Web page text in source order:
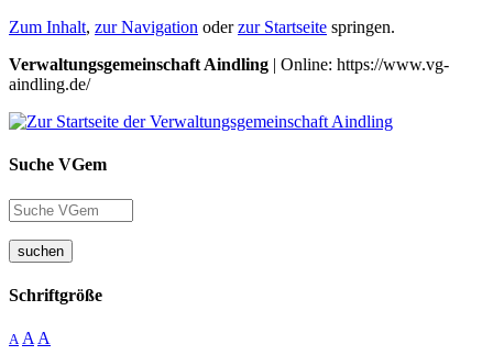
Zum Inhalt, zur Navigation oderzur Startseite springen.
Verwaltungsgemeinschaft Aindling | Online: https://www.vg-
aindling.de/
Suche VGem
suchen
Schriftgröße
A A A